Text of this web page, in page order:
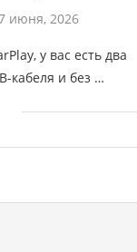
июня, 2026
у вас есть два
кабеля и без …